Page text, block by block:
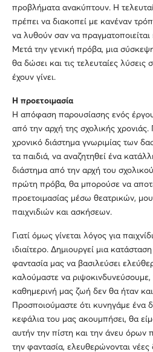
προβλήματα ανακύπτουν. Η
πρέπει να διακοπεί με κανέναν
να λυθούν σαν να
Μετά την γενική πρόβα, μια
θα δώσει και τις τελευταίες
έχουν γίνει.
Η προετοιμασία
Η απόφαση παρουσίασης ενός
από την αρχή της σχολικής
χρονικό διάστημα γνωριμίας των
τα παιδιά, να αναζητηθεί ένα
διάστημα από την αρχή του
πρώτη πρόβα, θα μπορούσε να
προετοιμασίας μέσω θεατρικών,
παιχνιδιών και ασκήσεων.
Γιατί όμως γίνεται λόγος για
ιδιαίτερο. Δημιουργεί μια
φαντασία μας να βασιλεύσει
καλούμαστε να
καθημερινή μας ζωή δεν θα ήταν
Προσποιούμαστε ότι κυνηγάμε ένα
κεφάλια του μας ακουμπήσει, θα
αυτήν την πίστη και την άνευ όρων
την φαντασία, ελευθερώνονται